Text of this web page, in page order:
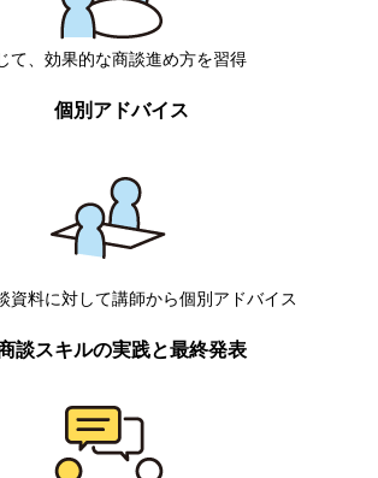
て、効果的な商談進め方を習得
個別アドバイス
資料に対して講師から個別アドバイス
談スキルの実践と最終発表